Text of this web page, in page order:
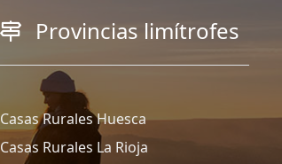
Provincias limítrofes
Casas Rurales Huesca
Casas Rurales La Rioja